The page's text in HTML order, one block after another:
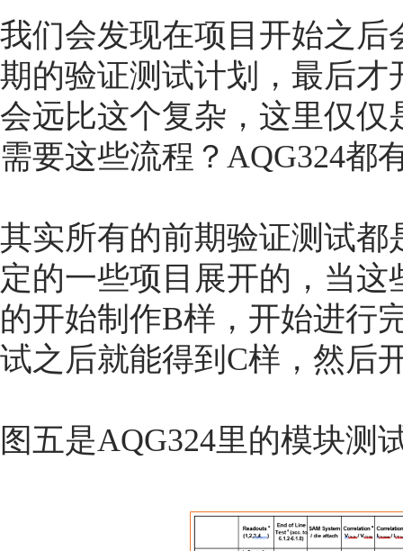
我们会发现在项目开始之后
期的验证测试计划，最后才
会远比这个复杂，这里仅
需要这些流程？AQG324都
其实所有的前期验证测试都
定的一些项目展开的，当
的开始制作B样，开始进行
试之后就能得到C样，然后
图五是AQG324里的模块测